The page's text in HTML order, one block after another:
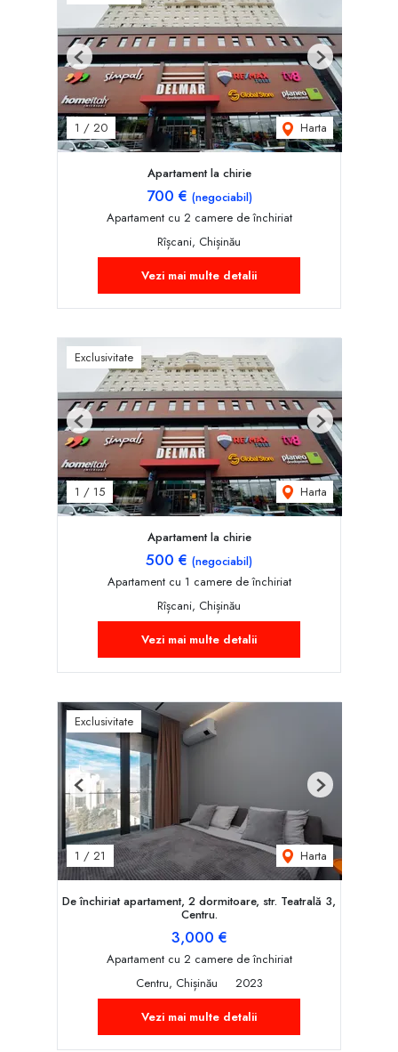
1 / 20 Harta
Previous Next
Apartament la chirie
700 € (negociabil)
Apartament cu 2 camere de închiriat
Rîșcani, Chișinău
Vezi mai multe detalii
Exclusivitate
1 / 15 Harta
Previous Next
Apartament la chirie
500 € (negociabil)
Apartament cu 1 camere de închiriat
Rîșcani, Chișinău
Vezi mai multe detalii
Exclusivitate
1 / 21 Harta
Previous Next
De închiriat apartament, 2 dormitoare, str. Teatrală 3,
Centru.
3,000 €
Apartament cu 2 camere de închiriat
Centru, Chișinău
2023
Vezi mai multe detalii